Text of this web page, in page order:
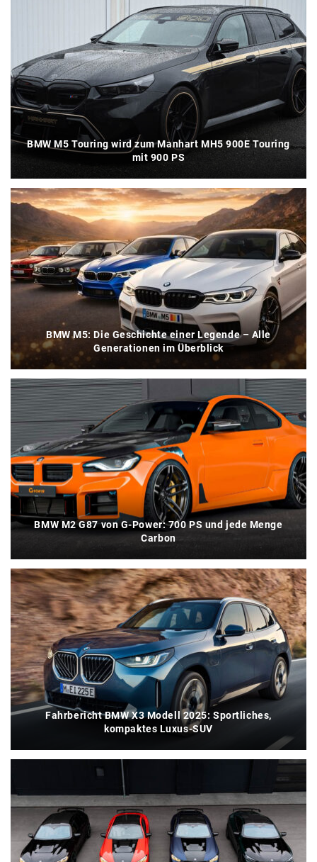
BMW M5 Touring wird zum Manhart MH5 900E Touring
mit 900 PS
BMW M5: Die Geschichte einer Legende – Alle
Generationen im Überblick
BMW M2 G87 von G-Power: 700 PS und jede Menge
Carbon
Fahrbericht BMW X3 Modell 2025: Sportliches,
kompaktes Luxus-SUV